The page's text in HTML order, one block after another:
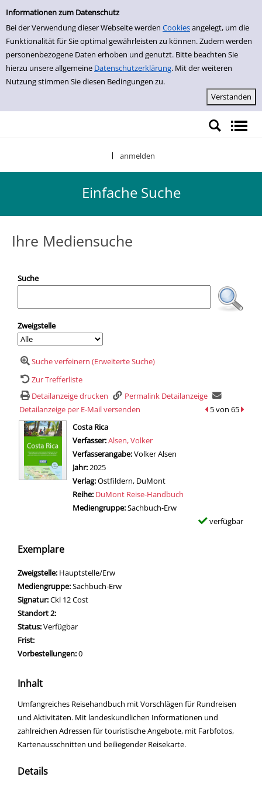
Einfache Suche
Informationen zum Datenschutz
Bei der Verwendung dieser Webseite werden Cookiesangelegt, um die
Funktionalität für Sie optimal gewährleisten zu können. Zudem werden
personenbezogene Daten erhoben und genutzt. Bitte beachten Sie
hierzu unsere allgemeine Datenschutzerklärung. Mit der weiteren
Nutzung stimmen Sie diesen Bedingungen zu.
Zur Detailanzeige springen
anmelden
Einfache Suche
Ihre Mediensuche
Suche
Zweigstelle
Suche verfeinern (Erweiterte Suche)
Zur Trefferliste
Detailanzeige drucken
Permalink Detailanzeige
Detailanzeige per E-Mail versenden
zum
5 von 65zum
wird in neuem Tab geöffnet
Costa Rica
Verfasser:Suche nach diesem Verfasser
Alsen, Volker
Verfasserangabe:Volker Alsen
Jahr: 2025
Verlag:Ostfildern, DuMont
Reihe: DuMont Reise-Handbuch
Mediengruppe:Sachbuch-Erw
verfügbar
Exemplare
Zweigstelle: Hauptstelle/Erw
Mediengruppe:Sachbuch-Erw
Signatur:Ckl 12 Cost
Standort 2:
Status:Verfügbar
Frist:
Vorbestellungen:0
Inhalt
Umfangreiches Reisehandbuch mit Vorschlägen für Rundreisen
und Aktivitäten. Mit landeskundlichen Informationen und
zahlreichen Adressen für touristische Angebote, mit Farbfotos,
Kartenausschnitten und beiliegender Reisekarte.
Details